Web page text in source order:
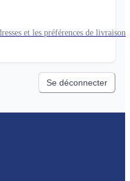
et les préférences de livraison
Se déconnecter